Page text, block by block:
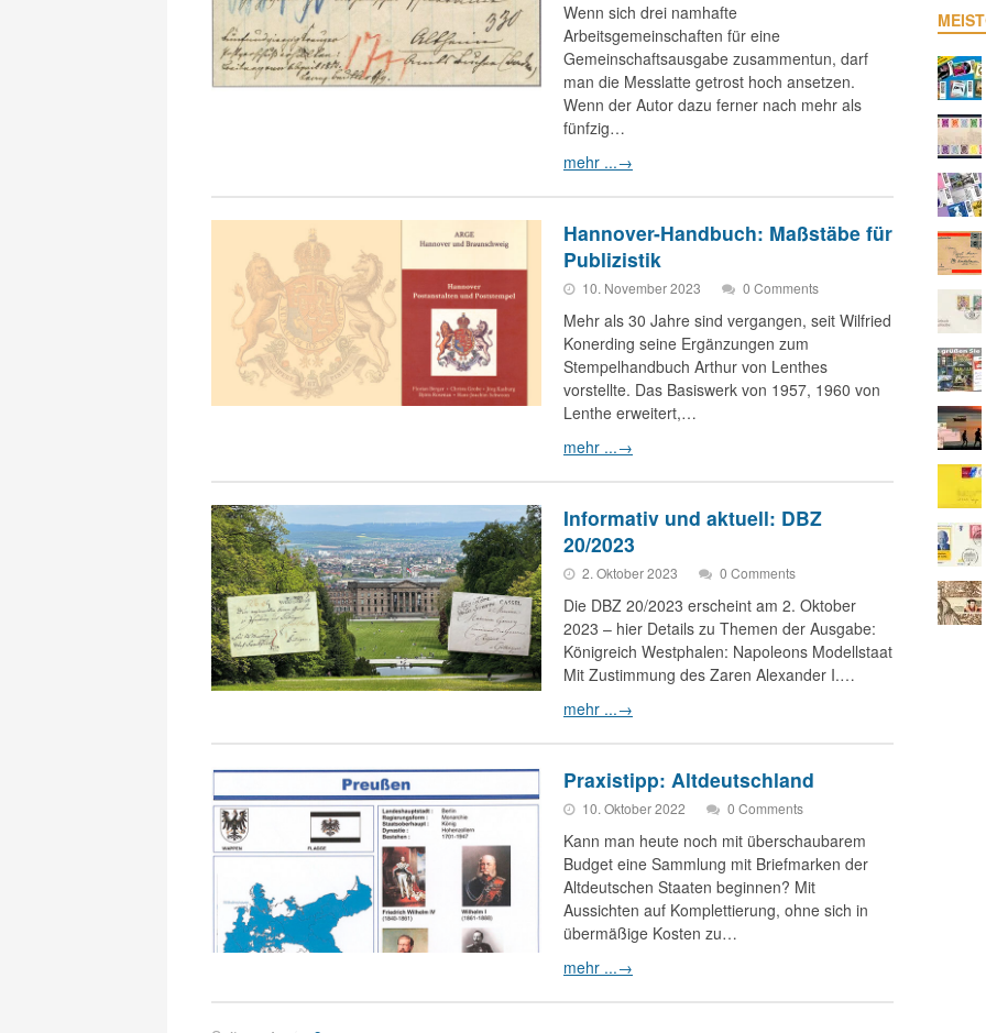
Wenn sich drei namhafte
Arbeitsgemeinschaften für eine
Gemeinschaftsausgabe zusammentun, darf
man die Messlatte getrost hoch ansetzen.
Wenn der Autor dazu ferner nach mehr als
fünfzig…
mehr ...→
Hannover-Handbuch: Maßstäbe für
Publizistik
10. November 2023 0 Comments
Mehr als 30 Jahre sind vergangen, seit Wilfried
Konerding seine Ergänzungen zum
Stempelhandbuch Arthur von Lenthes
vorstellte. Das Basiswerk von 1957, 1960 von
Lenthe erweitert,…
mehr ...→
Informativ und aktuell: DBZ
20/2023
2. Oktober 2023 0 Comments
Die DBZ 20/2023 erscheint am 2. Oktober
2023 – hier Details zu Themen der Ausgabe:
Königreich Westphalen: Napoleons Modellstaat
Mit Zustimmung des Zaren Alexander I.…
mehr ...→
Praxistipp: Altdeutschland
10. Oktober 2022 0 Comments
Kann man heute noch mit überschaubarem
Budget eine Sammlung mit Briefmarken der
Altdeutschen Staaten beginnen? Mit
Aussichten auf Komplettierung, ohne sich in
übermäßige Kosten zu…
mehr ...→